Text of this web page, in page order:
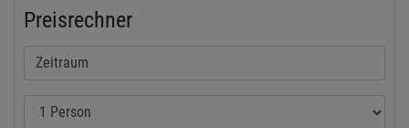
Preisrechner